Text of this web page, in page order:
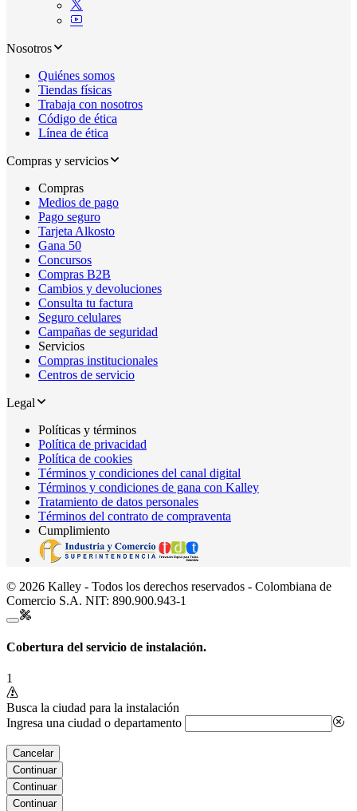
Nosotros
Quiénes somos
Tiendas físicas
Trabaja con nosotros
Código de ética
Línea de ética
Compras y servicios
Compras
Medios de pago
Pago seguro
Tarjeta Alkosto
Gana 50
Concursos
Compras B2B
Cambios y devoluciones
Consulta tu factura
Seguro celulares
Campañas de seguridad
Servicios
Compras institucionales
Centros de servicio
Legal
Políticas y términos
Política de privacidad
Política de cookies
Términos y condiciones del canal digital
Términos y condiciones de gana con Kalley
Tratamiento de datos personales
Términos del contrato de compraventa
Cumplimiento
© 2026 Kalley - Todos los derechos reservados - Colombiana de
Comercio S.A. NIT: 890.900.943-1
Cobertura del servicio de instalación.
1
Busca la ciudad para la instalación
Ingresa una ciudad o departamento
Cancelar
Continuar
Continuar
Continuar